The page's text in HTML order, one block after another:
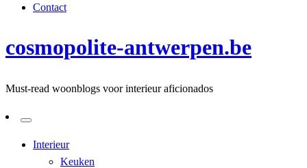
Contact
cosmopolite-antwerpen.be
Must-read woonblogs voor interieur aficionados
Interieur
Keuken